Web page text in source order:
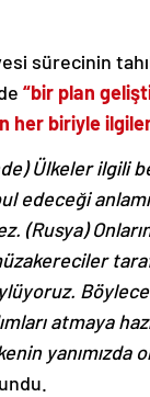
sürecinin
“bir plan
her biriyle
Ülkeler ilgili
edeceği
(Rusya)
atmaya
yanımızda